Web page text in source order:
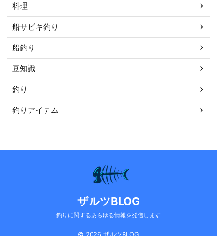
料理
船サビキ釣り
船釣り
豆知識
釣り
釣りアイテム
ザルツBLOG
釣りに関するあらゆる情報を発信します
© 2026 ザルツBLOG